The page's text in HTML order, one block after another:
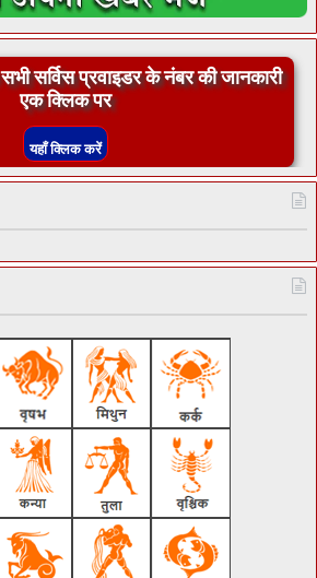
सर्विस प्रवाइडर के नंबर की जानकारी
एक क्लिक पर